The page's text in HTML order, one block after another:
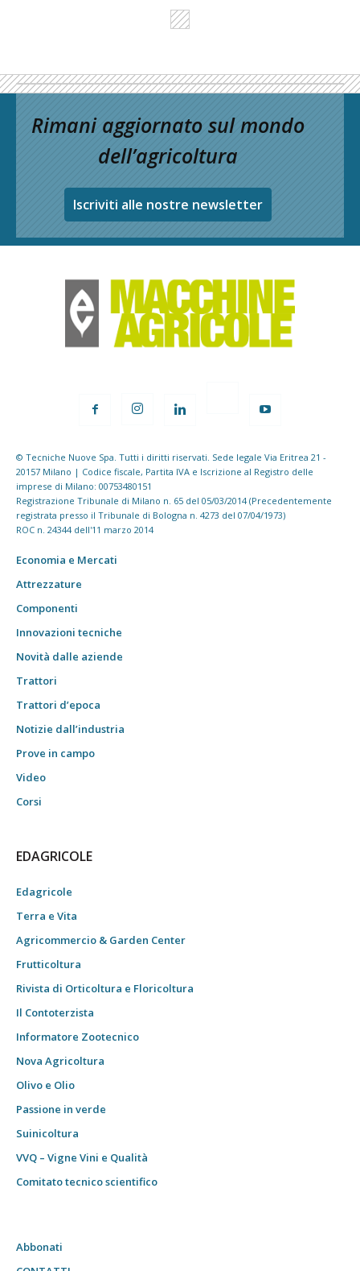
Rimani aggiornato sul mondo
dell’agricoltura
Iscriviti alle nostre newsletter
© Tecniche Nuove Spa. Tutti i diritti riservati. Sede legale Via Eritrea 21 -
20157 Milano | Codice fiscale, Partita IVA e Iscrizione al Registro delle
imprese di Milano: 00753480151
Registrazione Tribunale di Milano n. 65 del 05/03/2014 (Precedentemente
registrata presso il Tribunale di Bologna n. 4273 del 07/04/1973)
ROC n. 24344 dell'11 marzo 2014
Economia e Mercati
Attrezzature
Componenti
Innovazioni tecniche
Novità dalle aziende
Trattori
Trattori d’epoca
Notizie dall’industria
Prove in campo
Video
Corsi
EDAGRICOLE
Edagricole
Terra e Vita
Agricommercio & Garden Center
Frutticoltura
Rivista di Orticoltura e Floricoltura
Il Contoterzista
Informatore Zootecnico
Nova Agricoltura
Olivo e Olio
Passione in verde
Suinicoltura
VVQ – Vigne Vini e Qualità
Comitato tecnico scientifico
Abbonati